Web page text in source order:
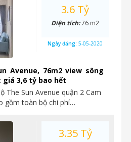
Avenue, 76m2 view sông
giá 3,6 tỷ bao hết
The Sun Avenue quận 2 Cam
gồm toàn bộ chi phí…
3.6 Tỷ
Diện tích:76 m2
Ngày đăng: 5-05-2020
3.35 Tỷ